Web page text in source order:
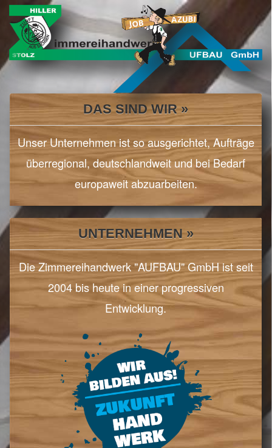
Previous
DAS SIND WIR »
Unser Unternehmen ist so ausgerichtet, Aufträge
überregional, deutschlandweit und bei Bedarf
europaweit abzuarbeiten.
UNTERNEHMEN »
Die Zimmereihandwerk "AUFBAU" GmbH ist seit
2004 bis heute in einer progressiven
Entwicklung.